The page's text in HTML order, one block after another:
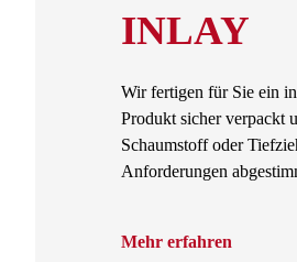
INLAY
Wir fertigen für Sie ein
Produkt sicher verpackt
Schaumstoff oder
Anforderungen
Mehr erfahren